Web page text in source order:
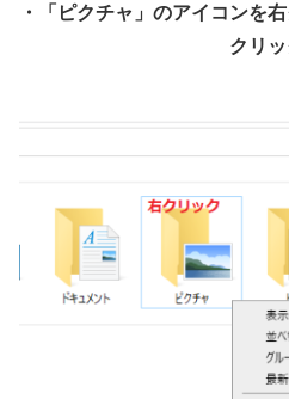
・「ピクチャ」のアイコンを
クリッ